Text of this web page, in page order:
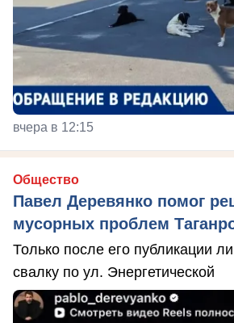
вчера в 12:15
Общество
Павел Деревянко помог
мусорных проблем
Только после его публикации
свалку по ул. Энергетической